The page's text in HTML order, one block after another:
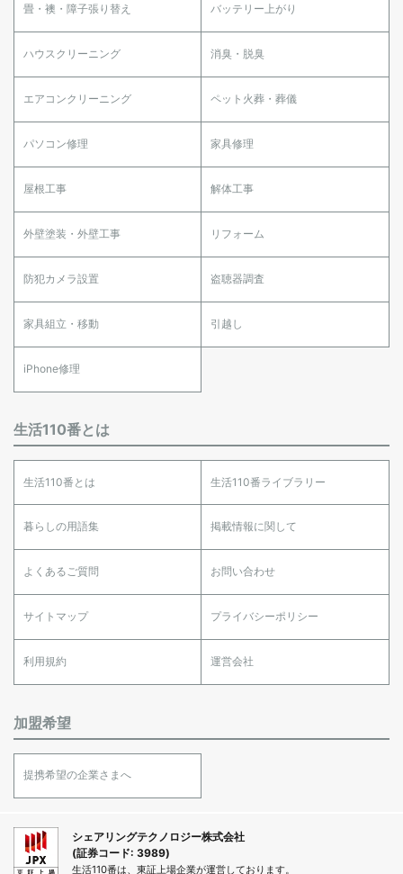
畳・襖・障子張り替え バッテリー上がり
ハウスクリーニング 消臭・脱臭
エアコンクリーニング ペット火葬・葬儀
パソコン修理 家具修理
屋根工事 解体工事
外壁塗装・外壁工事 リフォーム
防犯カメラ設置 盗聴器調査
家具組立・移動 引越し
iPhone修理
生活110番とは
生活110番とは 生活110番ライブラリー
暮らしの用語集 掲載情報に関して
よくあるご質問 お問い合わせ
サイトマップ プライバシーポリシー
利用規約 運営会社
加盟希望
提携希望の企業さまへ
シェアリングテクノロジー株式会社
(証券コード: 3989)
生活110番は、東証上場企業が運営しております。